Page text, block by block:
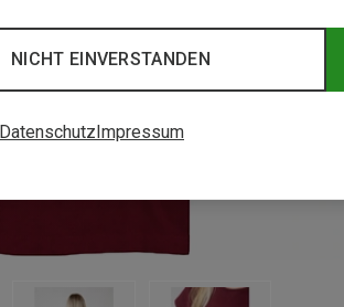
NICHT EINVERSTANDEN
Datenschutz Impressum